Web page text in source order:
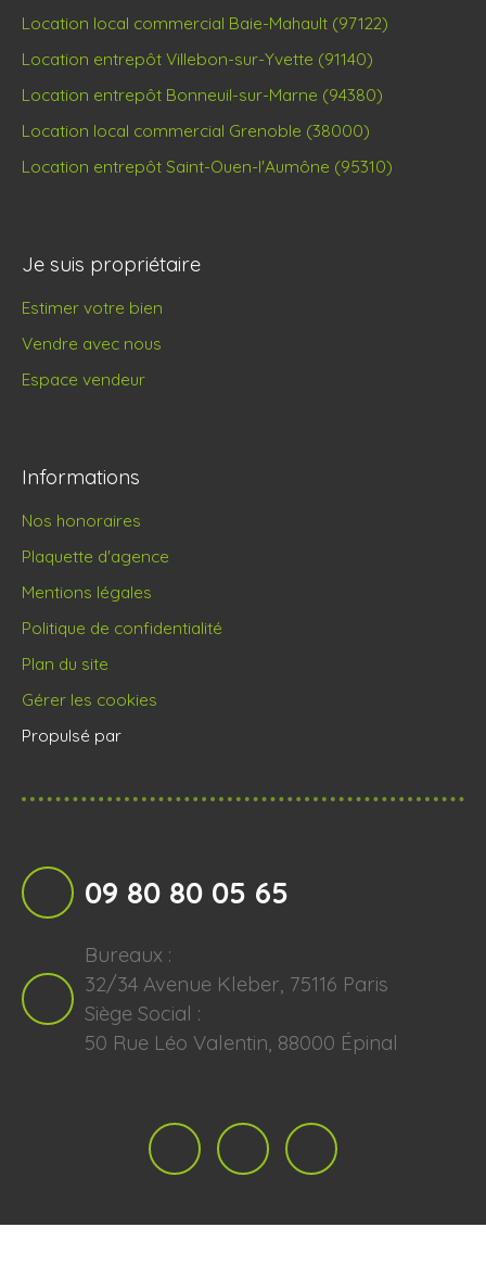
Location local commercial Baie-Mahault (97122)
Location entrepôt Villebon-sur-Yvette (91140)
Location entrepôt Bonneuil-sur-Marne (94380)
Location local commercial Grenoble (38000)
Location entrepôt Saint-Ouen-l'Aumône (95310)
Je suis propriétaire
Estimer votre bien
Vendre avec nous
Espace vendeur
Informations
Nos honoraires
Plaquette d'agence
Mentions légales
Politique de confidentialité
Plan du site
Gérer les cookies
Propulsé par
09 80 80 05 65
Bureaux :
32/34 Avenue Kleber, 75116 Paris
Siège Social :
50 Rue Léo Valentin, 88000 Épinal